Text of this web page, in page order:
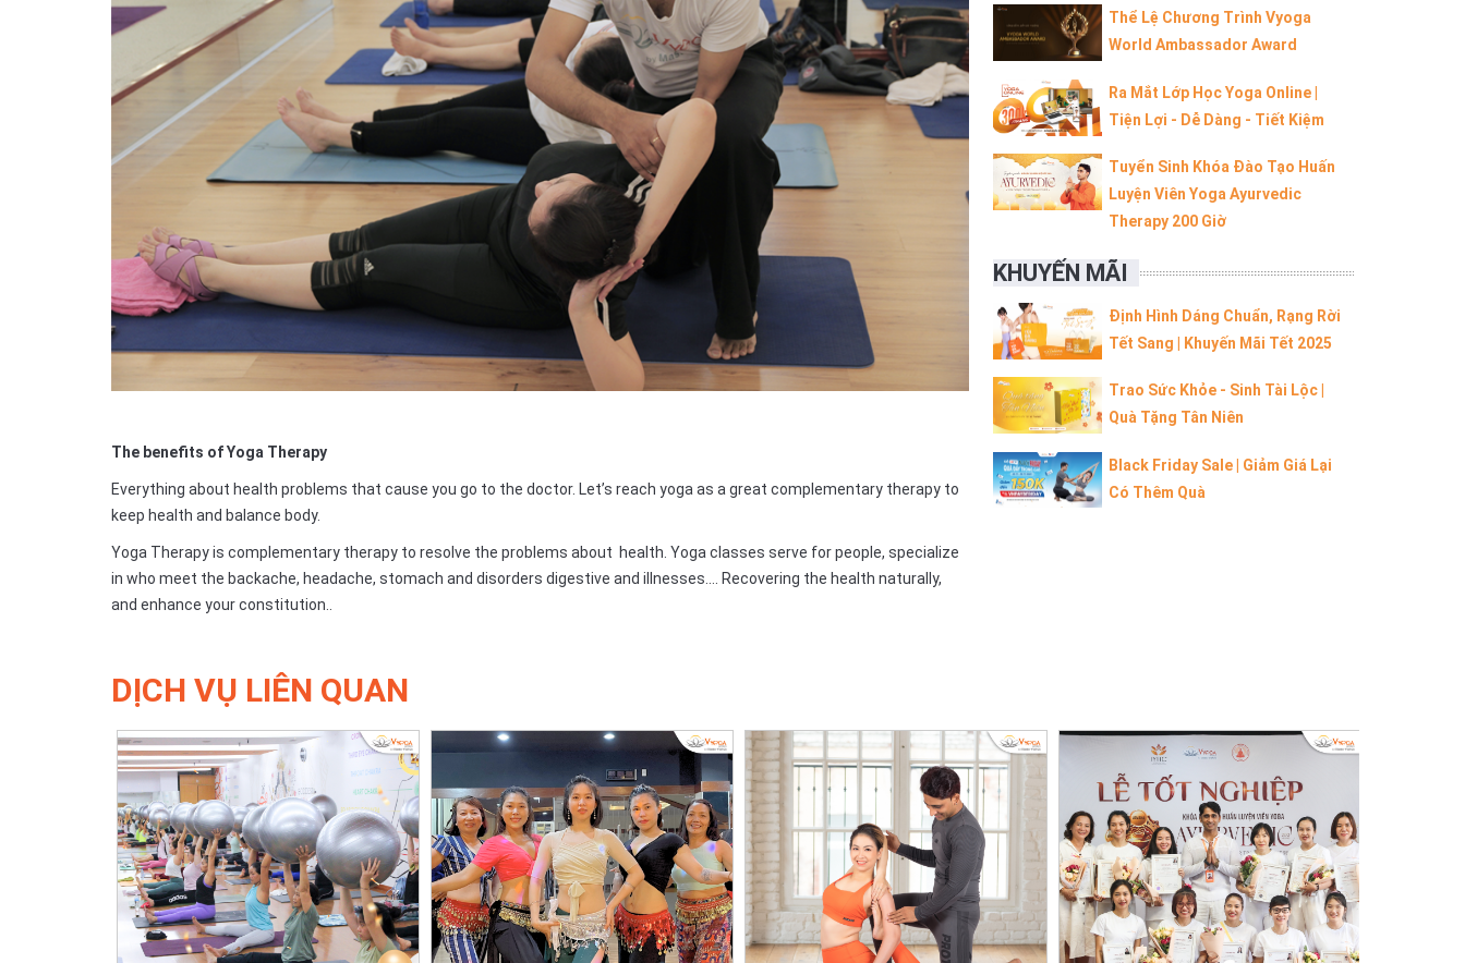
The benefits of Yoga Therapy
Everything about health problems that cause you go to the doctor. Let’s reach yoga as a great complementary therapy to
keep health and balance body.
Yoga Therapy is complementary therapy to resolve the problems about health. Yoga classes serve for people, specialize
in who meet the backache, headache, stomach and disorders digestive and illnesses…. Recovering the health naturally,
and enhance your constitution..
Thể Lệ Chương Trình Vyoga
World Ambassador Award
Ra Mắt Lớp Học Yoga Online |
Tiện Lợi - Dễ Dàng - Tiết Kiệm
Tuyển Sinh Khóa Đào Tạo Huấn
Luyện Viên Yoga Ayurvedic
Therapy 200 Giờ
KHUYẾN MÃI
Định Hình Dáng Chuẩn, Rạng Rời
Tết Sang | Khuyến Mãi Tết 2025
Trao Sức Khỏe - Sinh Tài Lộc |
Quà Tặng Tân Niên
Black Friday Sale | Giảm Giá Lại
Có Thêm Quà
DỊCH VỤ LIÊN QUAN